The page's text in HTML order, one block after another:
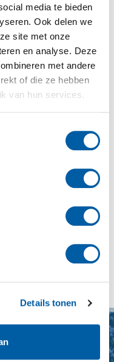
media te bieden
Ook delen we
site met onze
en analyse. Deze
met andere
of die ze hebben
van hun services.
Details tonen
Google
kan dat
heeft hiervoor een
achterhalen wat de
voren komt.
kan je het beste
gebruiken. Vaak
maken als